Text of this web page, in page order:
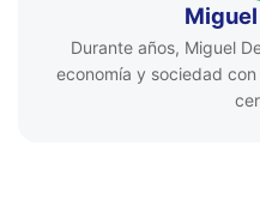
Durante años, Miguel
economía y sociedad